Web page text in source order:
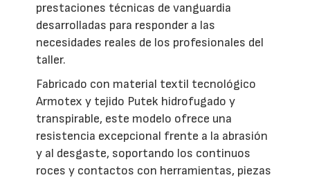
prestaciones técnicas de vanguardia
desarrolladas para responder a las
necesidades reales de los profesionales del
taller.
Fabricado con material textil tecnológico
Armotex y tejido Putek hidrofugado y
transpirable, este modelo ofrece una
resistencia excepcional frente a la abrasión
y al desgaste, soportando los continuos
roces y contactos con herramientas, piezas